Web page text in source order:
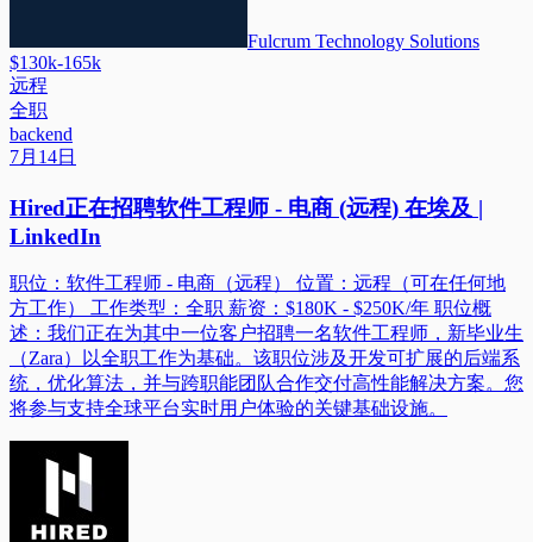
Fulcrum Technology Solutions
$130k-165k
远程
全职
backend
7月14日
Hired正在招聘软件工程师 - 电商 (远程) 在埃及 |
LinkedIn
职位：软件工程师 - 电商（远程） 位置：远程（可在任何地
方工作） 工作类型：全职 薪资：$180K - $250K/年 职位概
述：我们正在为其中一位客户招聘一名软件工程师，新毕业生
（Zara）以全职工作为基础。该职位涉及开发可扩展的后端系
统，优化算法，并与跨职能团队合作交付高性能解决方案。您
将参与支持全球平台实时用户体验的关键基础设施。